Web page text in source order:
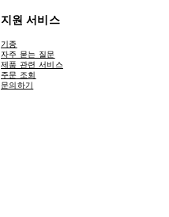
지원 서비스
기종
자주 묻는 질문
제품 관련 서비스
주문 조회
문의하기